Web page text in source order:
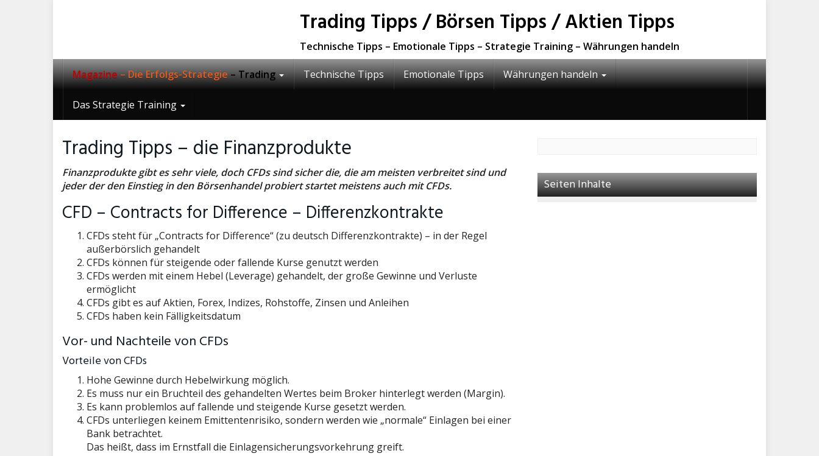
Trading Tipps / Börsen Tipps / Aktien Tipps
Technische Tipps – Emotionale Tipps – Strategie Training – Währungen handeln
Magazine– Die Erfolgs-Strategie– Trading Technische Tipps Emotionale Tipps Währungen handeln
Das Strategie Training
Trading Tipps – die Finanzprodukte
Finanzprodukte gibt es sehr viele, doch CFDs sind sicher die, die am meisten verbreitet sind und
jeder der den Einstieg in den Börsenhandel probiert startet meistens auch mit CFDs.
CFD – Contracts for Difference – Differenzkontrakte
CFDs steht für „Contracts for Difference“ (zu deutsch Differenzkontrakte) – in der Regel
außerbörslich gehandelt
CFDs können für steigende oder fallende Kurse genutzt werden
CFDs werden mit einem Hebel (Leverage) gehandelt, der große Gewinne und Verluste
ermöglicht
CFDs gibt es auf Aktien, Forex, Indizes, Rohstoffe, Zinsen und Anleihen
CFDs haben kein Fälligkeitsdatum
Vor- und Nachteile von CFDs
Vorteile von CFDs
Hohe Gewinne durch Hebelwirkung möglich.
Es muss nur ein Bruchteil des gehandelten Wertes beim Broker hinterlegt werden (Margin).
Es kann problemlos auf fallende und steigende Kurse gesetzt werden.
CFDs unterliegen keinem Emittentenrisiko, sondern werden wie „normale“ Einlagen bei einer
Bank betrachtet.
Das heißt, dass im Ernstfall die Einlagensicherungsvorkehrung greift.
Seiten Inhalte